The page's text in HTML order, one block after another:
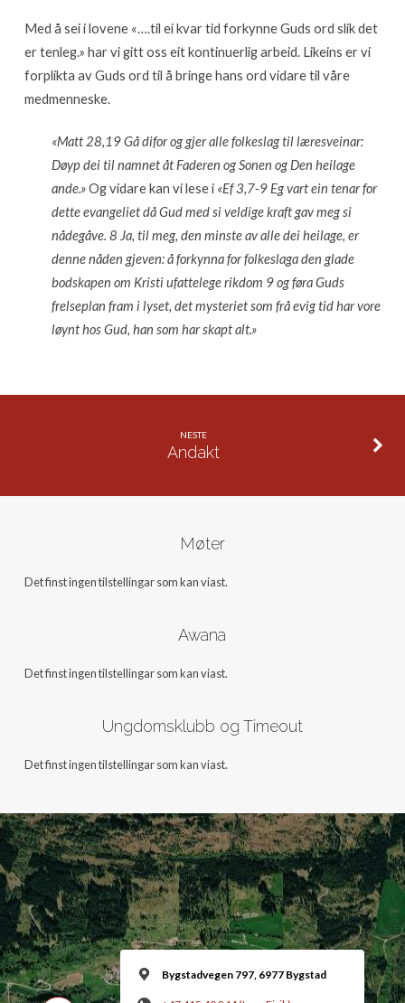
Med å sei i lovene «….til ei kvar tid forkynne Guds ord slik det
er tenleg.» har vi gitt oss eit kontinuerlig arbeid. Likeins er vi
forplikta av Guds ord til å bringe hans ord vidare til våre
medmenneske.
«Matt 28,19 Gå difor og gjer alle folkeslag til læresveinar:
Døyp dei til namnet åt Faderen og Sonen og Den heilage
ande.»Og vidare kan vi lese i «Ef 3,7-9 Eg vart ein tenar for
dette evangeliet då Gud med si veldige kraft gav meg si
nådegåve. 8 Ja, til meg, den minste av alle dei heilage, er
denne nåden gjeven: å forkynna for folkeslaga den glade
bodskapen om Kristi ufattelege rikdom 9 og føra Guds
frelseplan fram i lyset, det mysteriet som frå evig tid har vore
løynt hos Gud, han som har skapt alt.»
NESTE
Andakt
Møter
Det finst ingen tilstellingar som kan viast.
Awana
Det finst ingen tilstellingar som kan viast.
Ungdomsklubb og Timeout
Det finst ingen tilstellingar som kan viast.
Bygstadvegen 797, 6977 Bygstad